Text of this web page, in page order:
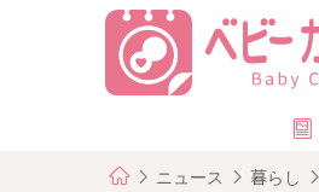
ニュース 暮らし